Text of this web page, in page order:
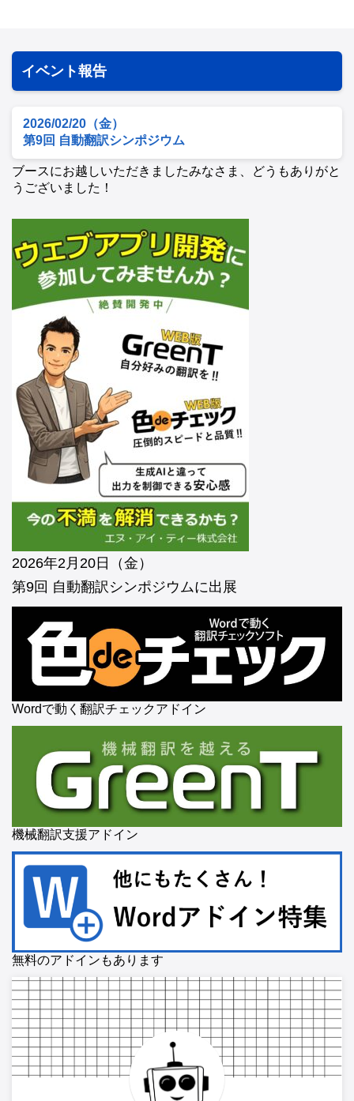
イベント報告
2026/02/20（金）
第9回 自動翻訳シンポジウム
ブースにお越しいただきましたみなさま、どうもありがと
うございました！
2026年2月20日（金）
第9回 自動翻訳シンポジウムに出展
Wordで動く翻訳チェックアドイン
機械翻訳支援アドイン
無料のアドインもあります